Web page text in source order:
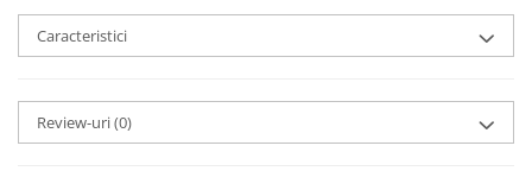
Caracteristici
Review-uri(0)